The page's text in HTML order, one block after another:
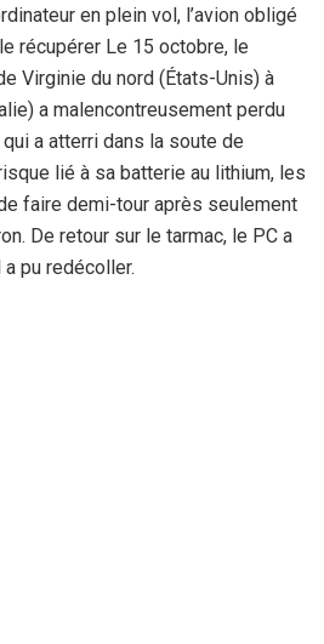
en plein vol, l’avion obligé
récupérer Le 15 octobre, le
Virginie du nord (États-Unis) à
a malencontreusement perdu
a atterri dans la soute de
lié à sa batterie au lithium, les
faire demi-tour après seulement
De retour sur le tarmac, le PC a
pu redécoller.